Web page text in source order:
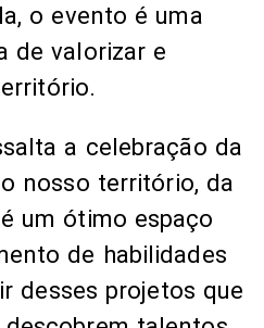
o evento é uma
de valorizar e
a celebração da
nosso território, da
um ótimo espaço
de habilidades
desses projetos que